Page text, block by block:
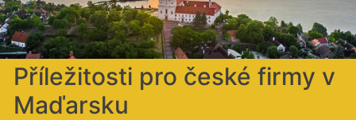
Příležitosti pro české firmy v
Maďarsku